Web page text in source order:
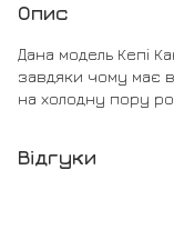
Опис
Дана модель Кепі
завдяки чому має
на холодну пору
Відгуки